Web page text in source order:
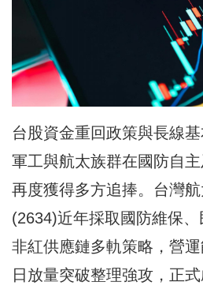
台股資金重回政策與長線
軍工與航太族群在國防自
再度獲得多方追捧。台灣
(2634)近年採取國防維保
非紅供應鏈多軌策略，營
日放量突破整理強攻，正